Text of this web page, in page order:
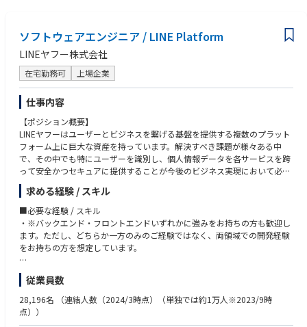
ットフォームのナレッジは蓄積しています。
また、若手向け勉強会や事例紹介などスキル習得の環境は整備されいます
ので安心してプロジェクトをスタートして頂ける環境です。
また一般的なPM/PMO/BAナレッジに加え、One TCSとしてIT / プラットフ
ォームナレッジを加えることにより、
他社との差別化を図りお客様へ付加価値を提供することができます。
・お客様側立場での営業系システム再構築プロジェクトPMO支援
- プロジェクト管理支援（QCD）
- ベンダ管理支援（マルチベンダ時の横連携支援など）
- エンドユーザー対応（ベンダ作成資料のカスタマイズ、内容説明・解
説、各種調整など）
- お客様社内対応支援（稟議補足資料作成など）
◆SAP Senior Consultant◆
上流の業務プロセスの変革やSAPなどのソリューション利用価値を最大化
するために企業・業務の在り方をコンサルテーションします。
（SAP PP/MM, SD, FI/COモジュール、S/4 HANA&, およびFioriアプリ）
・業務／システムにおける問題点抽出と対応方針立案
・業務改革やシステム導入プロジェクトの企画、実行
・その他、クライアント企業の課題解決に向けた支援
◆SCM Senior Consultant (Logistics)◆
・ロジスティクス・コンサルタントは、顧客のサプライチェーン・マネジ
■サイバーセキュリティチーム：
本社および国内外のグループ会社を対象に、ツール・体制・ガバナンスの
観点から国内外グループ会社を横断したサイバーセキュリティを担う組織
です。
社内関係部門やグループ会社と連携しながら、国内外サイバーセキュリテ
ィ方針・戦略の企画・立案・実行、施策やツールの選定・導入・運用、グ
ループ標準セキュリティ標準やルールの整備・展開・教育訓練の実施を具
体的なミッションとしています。
【部署の魅力】
DX推進グループは、当社・当社グループがサステイナブルソリューション
プロバイダーであり続けるために、デジタルトランスフォーメーションを
実現する複数の変革プロジェクト群をリードし、またサポートしていま
これにより、複数の変革プロジェクト全体を俯瞰することで全体構造設計
を作りながら、各プロジェクトの実行により、その成果を“会社に残る仕
組”として実装・定着させることに挑戦しております。
コンサルティングファームや事業会社（含むシステム子会社）での業務経
験で培った構想力・構造化力を、単に「提案」や「PoC報告」で終わらせ
るのではなく、全体構造設計に関与しながら、“仕組み”として当社・当社
グループに実装・定着する、すなわち「再現性のある型を作り、社内に根
付かせる」ことを中長期目線で進められる方を歓迎いたします。
値を創出する、次世代型のプロフェッショナルサービス企業です。
私たちは「Fiercely Human（人に徹底的に向き合う）」というアプローチ
を大切にし、顧客、そしてその先にいる顧客の顧客まで深く理解すること
で、実践的かつエンドツーエンドのソリューションを提供し、真に意味の
あるインパクトを生み出します。
700社以上のテクノロジーパートナーに支えられ、8カ国・49拠点に約12,
000名のメンバーを擁するSlalomは、人と組織がより大きなビジョンを描
き、より速く前進し、より良い未来を築くことを支援しています。
また、働きがいのある企業としても高く評価されており、**Fortune誌
「働きがいのある会社ベスト100」**に9年連続で選出されています。
フロントエンド・フルスタック:
. ┗NETスタック（ASP.NET、.NET Core、C#）、Angular、React、V
ueなどの各種フレームワーク
・サーバーレスコンピューティングやイベント駆動型アーキテクチャの経
験
・ドメイン駆動設計（DDD）、Model-View-Controller（MVC）またはその
他ソフトウェア設計パターンの専門知識
・データモデルの設計経験、RDBMSやNoSQLシステムの利用経験
・マイクロサービスアーキテクチャの導入・運用経験
・ビジネスレベルの日本語力および会話レベルの英語力
【歓迎スキル】
・AWS、Azure、Google Cloudのうち2つ以上の主要クラウドプロバイダ
ーでの高度な実務経験
・建設、製造、重工業、エンターテインメント、小売、金融サービスなど
の業界での経験
・AI、開発者向けプラットフォーム、データプラットフォーム関連プロジ
ェクトの実績
・Kubernetes、AKS、EKS、GKE、Docker、Helmなどのコンテナ技術の経
験
・ウォーターフォールやアジャイルなど、複数のSDLC（システム開発ライ
フサイクル）手法の理解と、それらをもとにした業務計画の経験
・関連資格（例：AWS ソリューションアーキテクト／デベロッパー、
GCP クラウドエンジニア／アーキテクト／デベロッパー、Azure デベロ
ソフトウェアエンジニア / LINE Platform
LINEヤフー株式会社
在宅勤務可 上場企業
仕事内容
【ポジション概要】
LINEヤフーはユーザーとビジネスを繋げる基盤を提供する複数のプラット
フォーム上に巨大な資産を持っています。解決すべき課題が様々ある中
で、その中でも特にユーザーを識別し、個人情報データを各サービスを跨
って安全かつセキュアに提供することが今後のビジネス実現において必須
課題となっています。私たちは、LINEヤフーと関連グループ企業のサービ
ス間でIDとプロフィールを連携するための全社的なコア認証プラットフォ
ーム 「LY Federation Platform」を開発・提供しています。2023年10月に
まずLINE とヤフーユーザーに対して提供を開始しました。その後はPayPa
yをはじめとした主要サービスへの展開を進め、グループ全体のユーザー
体験を支える基盤へと進化させていきます。LINEヤフーと関連グループ企
業のサービスのIDとプロフィールを連携するための全社的なコア認証プラ
守業務を担当していただきます。
本ポジションでは、このミッションクリティカルな認証プラットフォーム
において、高い信頼性とセキュリティを担保しながら、機能拡張・改善を
求める経験 / スキル
■必要な経験 / スキル
・※バックエンド・フロントエンドいずれかに強みをお持ちの方も歓迎し
ます。ただし、どちらか一方のみのご経験ではなく、両領域での開発経験
をお持ちの方を想定しています。
●バックエンド
・サーバーサイド開発経験（3年以上）
・Java、Kotlin、C、C++、Scalaなどの一つ以上のプログラミング言語に
対する深い理解
従業員数
28,196名
（連結人数（2024/3時点）（単独では約1万人※2023/9時
点））